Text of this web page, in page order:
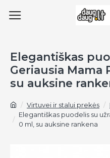
Virtuvei ir stalui prekės
Elegantiškas puodelis su
0 ml, su auksine rankena
Elegantiškas
Geriausia Mama
su auksine